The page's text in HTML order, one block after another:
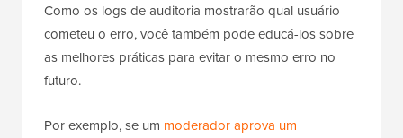
Como os logs de auditoria mostrarão qual usuário
cometeu o erro, você também pode educá-los sobre
as melhores práticas para evitar o mesmo erro no
futuro.
Por exemplo, se um moderador aprova um